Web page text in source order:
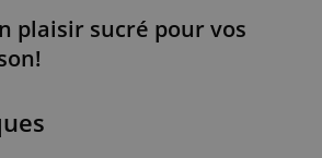
plaisir sucré pour vos